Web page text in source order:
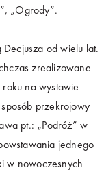
„Ogrody”.
od wielu lat.
zrealizowane
na wystawie
przekrojowy
pt.: „Podróż” w
jednego
w nowoczesnych